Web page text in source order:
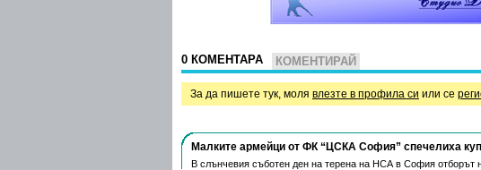
0 КОМЕНТАРА КОМЕНТИРАЙ
За да пишете тук, моля влезте в профила си или се
Малките армейци от ФК “ЦСКА София” спечелиха
В слънчевия съботен ден на терена на НСА в София отборът